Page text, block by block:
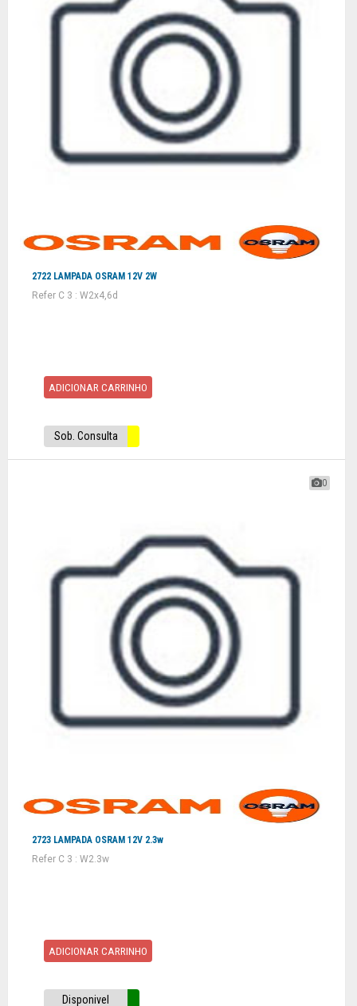
2722 LAMPADA OSRAM 12V 2W
Refer C 3 : W2x4,6d
ADICIONAR CARRINHO
Sob. Consulta
0
2723 LAMPADA OSRAM 12V 2.3w
Refer C 3 : W2.3w
ADICIONAR CARRINHO
Disponivel